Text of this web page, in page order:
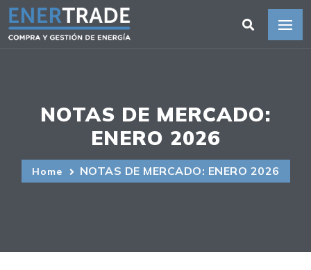
NOTAS DE MERCADO:
ENERO 2026
Home NOTAS DE MERCADO: ENERO 2026